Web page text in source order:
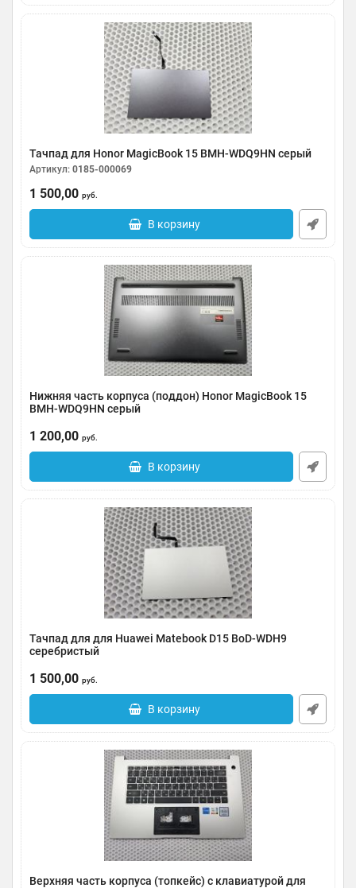
Тачпад для Honor MagicBook 15 BMH-WDQ9HN серый
Артикул: 0185-000069
1 500,00 руб.
В корзину
Нижняя часть корпуса (поддон) Honor MagicBook 15
BMH-WDQ9HN серый
1 200,00 руб.
В корзину
Тачпад для для Huawei Matebook D15 BoD-WDH9
серебристый
1 500,00 руб.
В корзину
Верхняя часть корпуса (топкейс) с клавиатурой для